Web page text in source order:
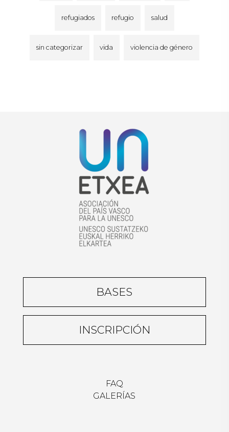
refugiados refugio salud
sin categorizar vida violencia de género
BASES
INSCRIPCIÓN
FAQ
GALERÍAS